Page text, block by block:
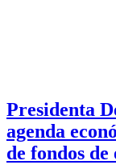
Presidenta
agenda
de fondos